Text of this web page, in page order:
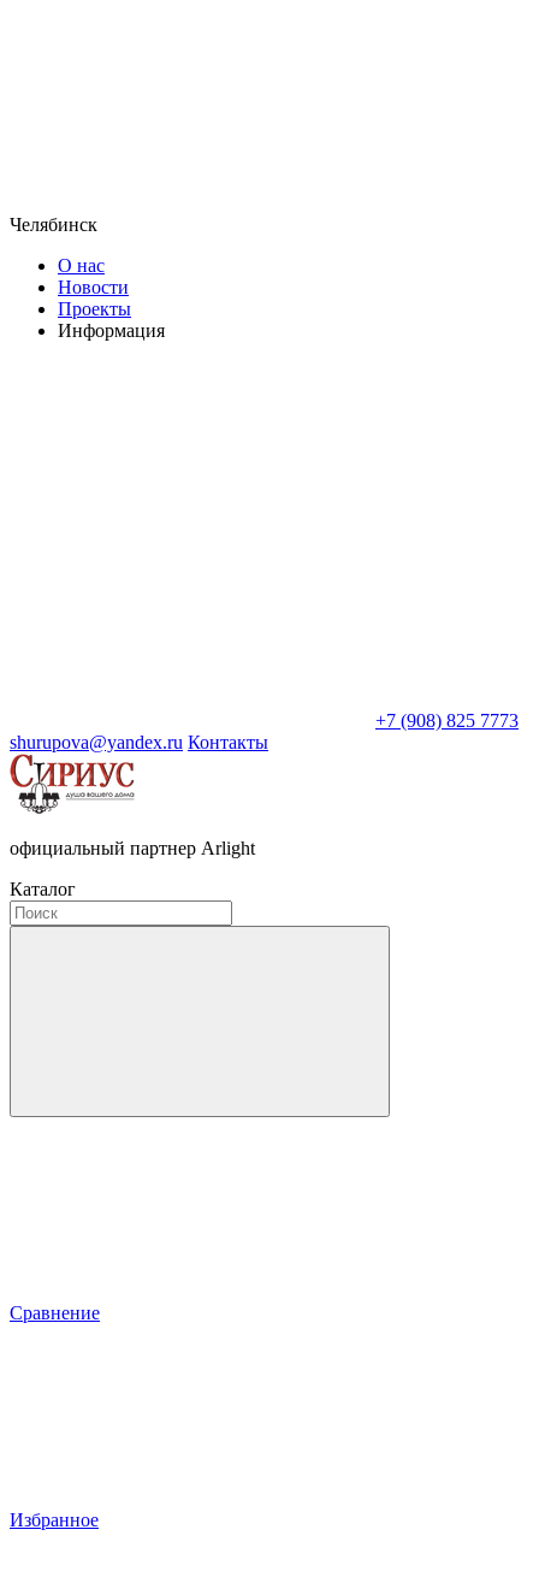
Челябинск
О нас
Новости
Проекты
Информация
+7 (908) 825 7773
shurupova@yandex.ru Контакты
официальный партнер Arlight
Каталог
Сравнение
Избранное